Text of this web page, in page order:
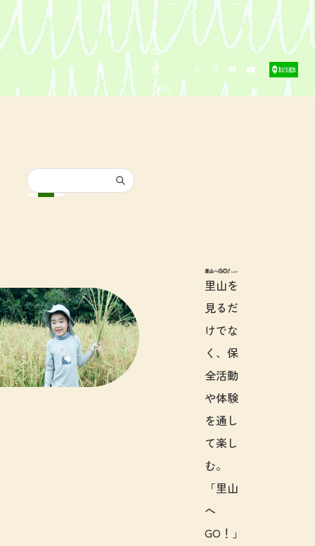
ー
ー
公
式
SNS
験！」
募集を
開始し
まし
う！」
活動レ
ポート
を掲載
しまし
た。
里山へGO!と
里山を
見るだ
けでな
く、保
全活動
や体験
を通し
て楽し
む。
「里山
へ
GO！」